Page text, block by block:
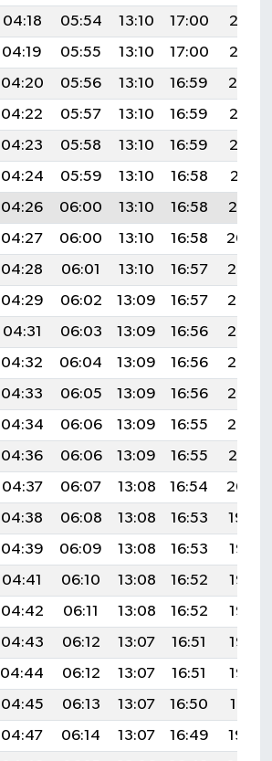
04:18 05:54 13:10 17:00
20:16
04:19 05:55 13:10 17:00
20:15
04:20 05:56 13:10 16:59
20:14
04:22 05:57 13:10 16:59
20:13
04:23 05:58 13:10 16:59
20:12
04:24 05:59 13:10 16:58
20:11
04:26 06:00 13:10 16:58
20:10
04:27 06:00 13:10 16:58
20:09
04:28 06:01 13:10 16:57
20:08
04:29 06:02 13:09 16:57
20:07
04:31 06:03 13:09 16:56
20:06
04:32 06:04 13:09 16:56
20:05
04:33 06:05 13:09 16:56
20:03
04:34 06:06 13:09 16:55
20:02
04:36 06:06 13:09 16:55
20:01
04:37 06:07 13:08 16:54
20:00
04:38 06:08 13:08 16:53
19:59
04:39 06:09 13:08 16:53
19:57
04:41 06:10 13:08 16:52
19:56
04:42 06:11 13:08 16:52
19:55
04:43 06:12 13:07 16:51
19:53
04:44 06:12 13:07 16:51
19:52
04:45 06:13 13:07 16:50
19:51
04:47 06:14 13:07 16:49
19:49